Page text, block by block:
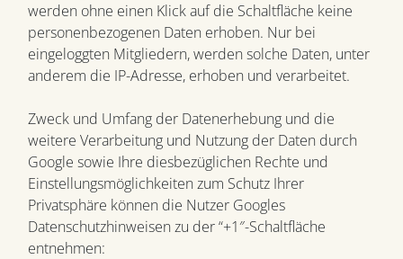
werden ohne einen Klick auf die Schaltfläche keine
personenbezogenen Daten erhoben. Nur bei
eingeloggten Mitgliedern, werden solche Daten, unter
anderem die IP-Adresse, erhoben und verarbeitet.
Zweck und Umfang der Datenerhebung und die
weitere Verarbeitung und Nutzung der Daten durch
Google sowie Ihre diesbezüglichen Rechte und
Einstellungsmöglichkeiten zum Schutz Ihrer
Privatsphäre können die Nutzer Googles
Datenschutzhinweisen zu der “+1″-Schaltfläche
entnehmen: